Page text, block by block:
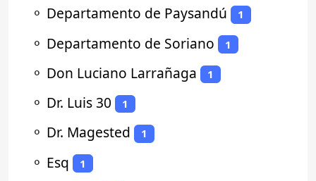
⚬ Departamento de Paysandú 1
⚬ Departamento de Soriano 1
⚬ Don Luciano Larrañaga 1
⚬ Dr. Luis 30 1
⚬ Dr. Magested 1
⚬ Esq 1